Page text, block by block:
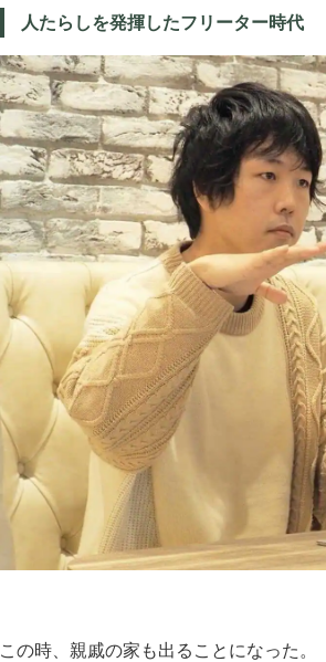
人たらしを発揮したフリーター時代
この時、親戚の家も出ることになった。